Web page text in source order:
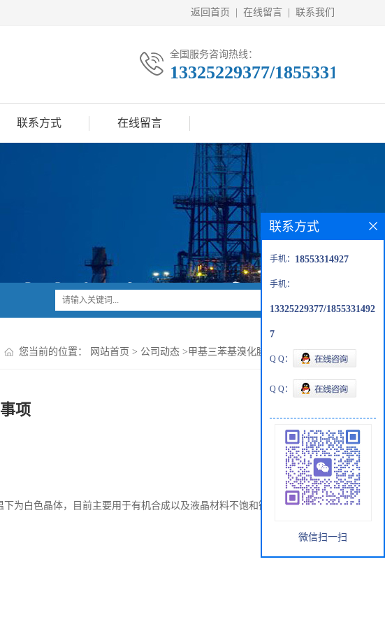
返回首页 在线留言 联系我们
全国服务咨询热线：
13325229377/18553314927
联系方式 在线留言
您当前的位置： 网站首页 > 公司动态 >甲基三苯基溴化膦：储存注意事项
项
为白色晶体，目前主要用于有机合成以及液晶材料不饱和键的合成中。
联系方式
手机： 18553314927
手机：
13325229377/1855331492
7
Q Q：
Q Q：
微信扫一扫